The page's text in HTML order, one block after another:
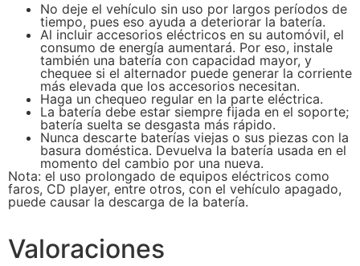
No deje el vehículo sin uso por largos períodos de
tiempo, pues eso ayuda a deteriorar la batería.
Al incluir accesorios eléctricos en su automóvil, el
consumo de energía aumentará. Por eso, instale
también una batería con capacidad mayor, y
chequee si el alternador puede generar la corriente
más elevada que los accesorios necesitan.
Haga un chequeo regular en la parte eléctrica.
La batería debe estar siempre fijada en el soporte;
batería suelta se desgasta más rápido.
Nunca descarte baterías viejas o sus piezas con la
basura doméstica. Devuelva la batería usada en el
momento del cambio por una nueva.
Nota: el uso prolongado de equipos eléctricos como
faros, CD player, entre otros, con el vehículo apagado,
puede causar la descarga de la batería.
Valoraciones